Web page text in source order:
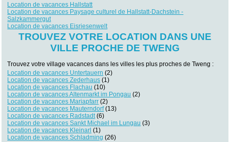
Location de vacances Hallstatt
Location de vacances Paysage culturel de Hallstatt-Dachstein -
Salzkammergut
Location de vacances Eisriesenwelt
TROUVEZ VOTRE LOCATION DANS UNE
VILLE PROCHE DE TWENG
Trouvez votre village vacances dans les villes les plus proches de Tweng :
Location de vacances Untertauern (2)
Location de vacances Zederhaus (1)
Location de vacances Flachau (10)
Location de vacances Altenmarkt im Pongau (2)
Location de vacances Mariapfarr (2)
Location de vacances Mauterndorf(13)
Location de vacances Radstadt(6)
Location de vacances Sankt Michael im Lungau (3)
Location de vacances Kleinarl (1)
Location de vacances Schladming (26)